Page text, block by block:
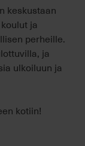
keskustaan
ja
perheille.
ja
ulkoiluun ja
kotiin!